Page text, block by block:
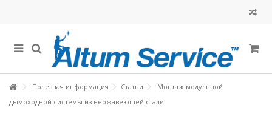
Полезная информация Статьи
Монтаж модульной
дымоходной системы из нержавеющей стали